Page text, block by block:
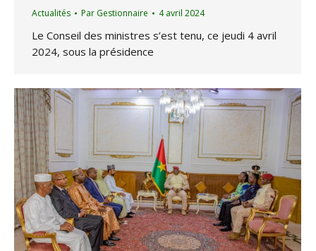
Actualités Par Gestionnaire 4 avril 2024
Le Conseil des ministres s’est tenu, ce jeudi 4 avril
2024, sous la présidence